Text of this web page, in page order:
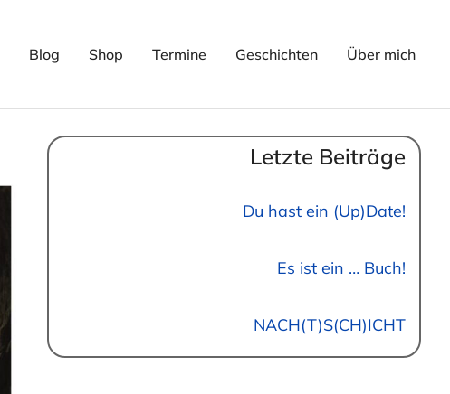
Blog Shop Termine Geschichten Über mich
Letzte Beiträge
Du hast ein (Up)Date!
Es ist ein … Buch!
NACH(T)S(CH)ICHT